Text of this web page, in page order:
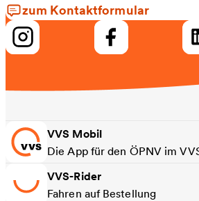
zum Kontaktformular
VVS Mobil
Die App für den ÖPNV im
VVS-Rider
Fahren auf Bestellung